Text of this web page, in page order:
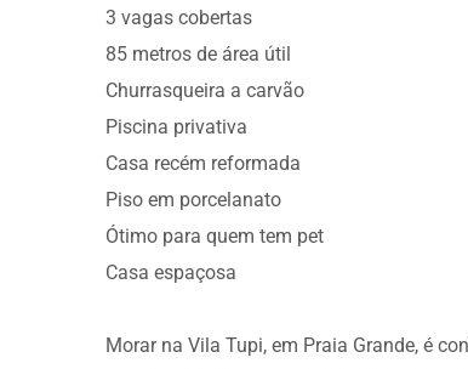
3 vagas cobertas
85 metros de área útil
Churrasqueira a carvão
Piscina privativa
Casa recém reformada
Piso em porcelanato
Ótimo para quem tem pet
Casa espaçosa
Morar na Vila Tupi, em Praia Grande, é